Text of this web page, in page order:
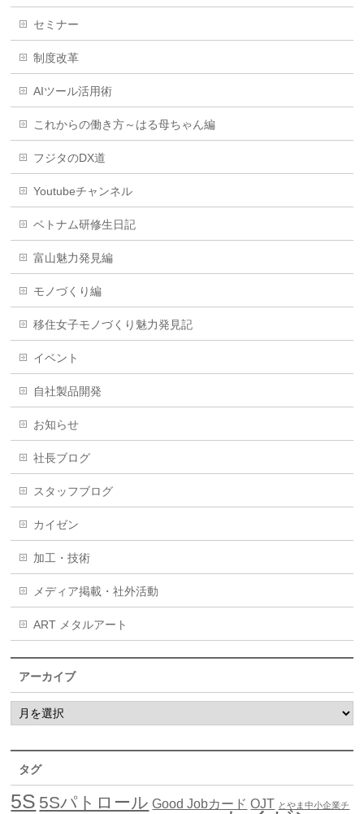
セミナー
制度改革
AIツール活用術
これからの働き方～はる母ちゃん編
フジタのDX道
Youtubeチャンネル
ベトナム研修生日記
富山魅力発見編
モノづくり編
移住女子モノづくり魅力発見記
イベント
自社製品開発
お知らせ
社長ブログ
スタッフブログ
カイゼン
加工・技術
メディア掲載・社外活動
ART メタルアート
アーカイブ
タグ
5S 5Sパトロール Good Jobカード OJT とやま中小企業チ